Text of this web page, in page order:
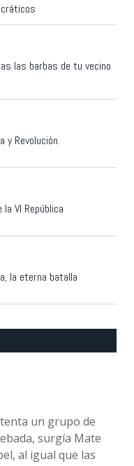
las barbas de tu vecino
y Revolución.
VI República
la eterna batalla
un grupo de
surgía Mate
al igual que las